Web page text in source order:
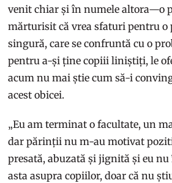
venit chiar și în numele altora—o
mărturisit că vrea sfaturi pentru o
singură, care se confruntă cu o
pentru a-și ține copiii liniștiți, le
acum nu mai știe cum să-i
acest obicei.
„Eu am terminat o facultate, un
dar părinții nu m-au motivat
presată, abuzată și jignită și eu
asta asupra copiilor, doar că nu